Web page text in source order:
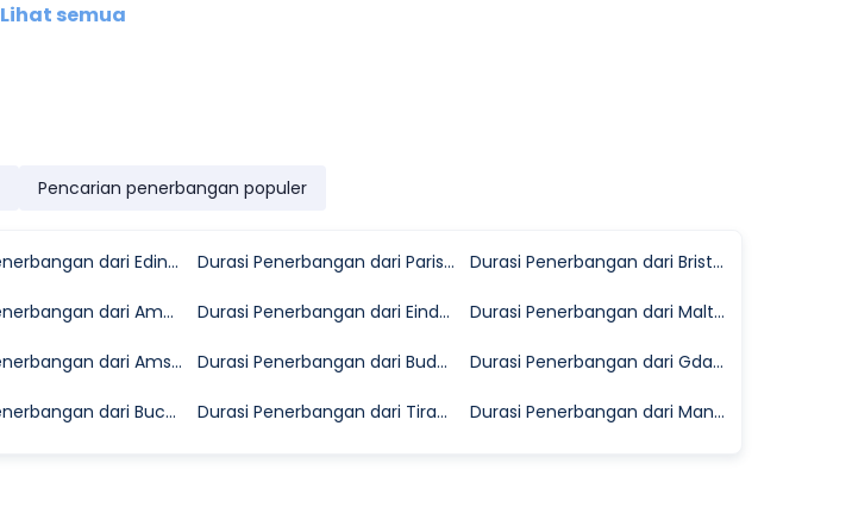
Lihat semua
Pencarian penerbangan populer
Durasi Penerbangan dari Edinburgh ke Pisa Durasi Penerbangan dari Paris ke Pisa Durasi Penerbangan dari Bristol ke Pisa
Durasi Penerbangan dari Amman ke Pisa Durasi Penerbangan dari Eindhoven ke Pisa Durasi Penerbangan dari Malta ke Pisa
Durasi Penerbangan dari Amsterdam ke Pisa Durasi Penerbangan dari Budapest ke Pisa Durasi Penerbangan dari Gdansk ke Pisa
Durasi Penerbangan dari Bucharest ke Pisa Durasi Penerbangan dari Tirana ke Pisa Durasi Penerbangan dari Manchester ke Pisa